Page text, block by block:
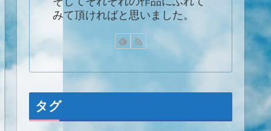
みて頂ければと思いました。
タグ